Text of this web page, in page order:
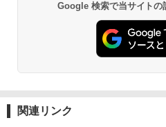
Google 検索で当サイトの
関連リンク